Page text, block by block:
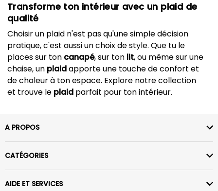
Transforme ton intérieur avec un plaid de
qualité
Choisir un plaid n'est pas qu'une simple décision
pratique, c'est aussi un choix de style. Que tu le
places sur ton canapé, sur ton lit, ou même sur une
chaise, un plaidapporte une touche de confort et
de chaleur à ton espace. Explore notre collection
et trouve le plaid parfait pour ton intérieur.
A PROPOS
CATÉGORIES
AIDE ET SERVICES